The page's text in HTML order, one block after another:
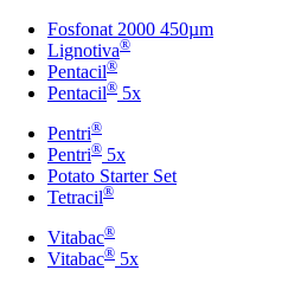
Fosfonat 2000 450µm
Lignotiva®
Pentacil®
Pentacil® 5x
Pentri®
Pentri® 5x
Potato Starter Set
Tetracil®
Vitabac®
Vitabac® 5x